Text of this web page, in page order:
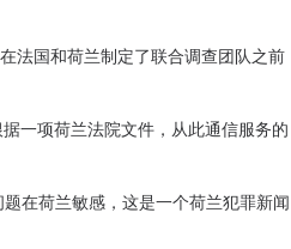
法国和荷兰制定了联合调查团队之前
一项荷兰法院文件，从此通信服务的
在荷兰敏感，这是一个荷兰犯罪新闻